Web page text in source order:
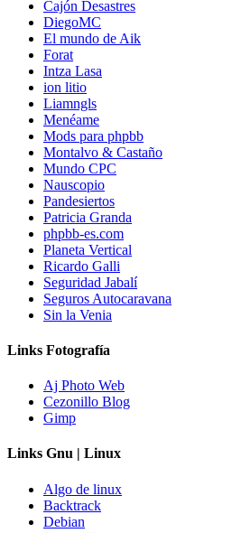
Cajón Desastres
DiegoMC
El mundo de Aik
Forat
Intza Lasa
ion litio
Liamngls
Menéame
Mods para phpbb
Montalvo & Castaño
Mundo CPC
Nauscopio
Pandesiertos
Patricia Granda
phpbb-es.com
Planeta Vertical
Ricardo Galli
Seguridad Jabalí
Seguros Autocaravana
Sin la Venia
Links Fotografía
Aj Photo Web
Cezonillo Blog
Gimp
Links Gnu | Linux
Algo de linux
Backtrack
Debian